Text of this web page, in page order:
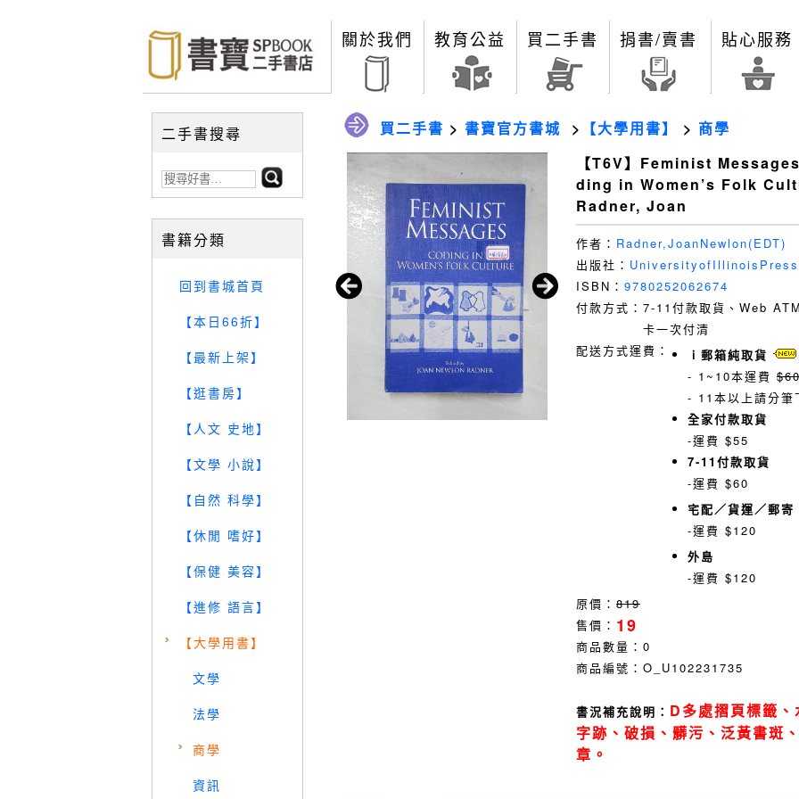
關於我們 教育公益 買二手書 捐書/賣書 貼心服務
二手書搜尋
書籍分類
回到書城首頁
【本日66折】
【最新上架】
【逛書房】
【人文 史地】
【文學 小說】
【自然 科學】
【休閒 嗜好】
【保健 美容】
【進修 語言】
【大學用書】
文學
法學
商學
資訊
買二手書 > 書寶官方書城 > 【大學用書】 > 商學
【T6V】Feminist
ding in Women’s Folk
Radner, Joan
作者： Radner,JoanNewlon(EDT)
出版社： UniversityofIllinoisPress
ISBN： 9780252062674
付款方式： 7-11付款取貨、Web
卡一次付清
配送方式運費：
ｉ郵箱純取貨
- 1~10本運費
- 11本以上請分筆
全家付款取貨
-運費 $55
7-11付款取貨
-運費 $60
宅配／貨運／郵寄
-運費 $120
外島
-運費 $120
原價： 819
售價： 19
商品數量： 0
商品編號： O_U102231735
書況補充說明： D多處摺頁標籤、
字跡、破損、髒污、泛黃書斑
章。